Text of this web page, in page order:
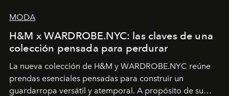
MODA
H&M x WARDROBE.NYC: las claves de una
colección pensada para perdurar
La nueva colección de H&M y WARDROBE.NYC reúne
prendas esenciales pensadas para construir un
guardarropa versátil y atemporal. A propósito de su